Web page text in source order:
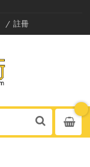
註冊